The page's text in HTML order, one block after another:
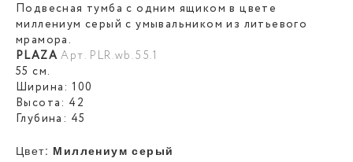
Подвесная тумба с одним ящиком в цвете
миллениум серый с умывальником из литьевого
мрамора.
PLAZA Арт. PLR.wb.55.1
55 см.
Ширина: 100
Высота: 42
Глубина: 45
Цвет: Миллениум серый